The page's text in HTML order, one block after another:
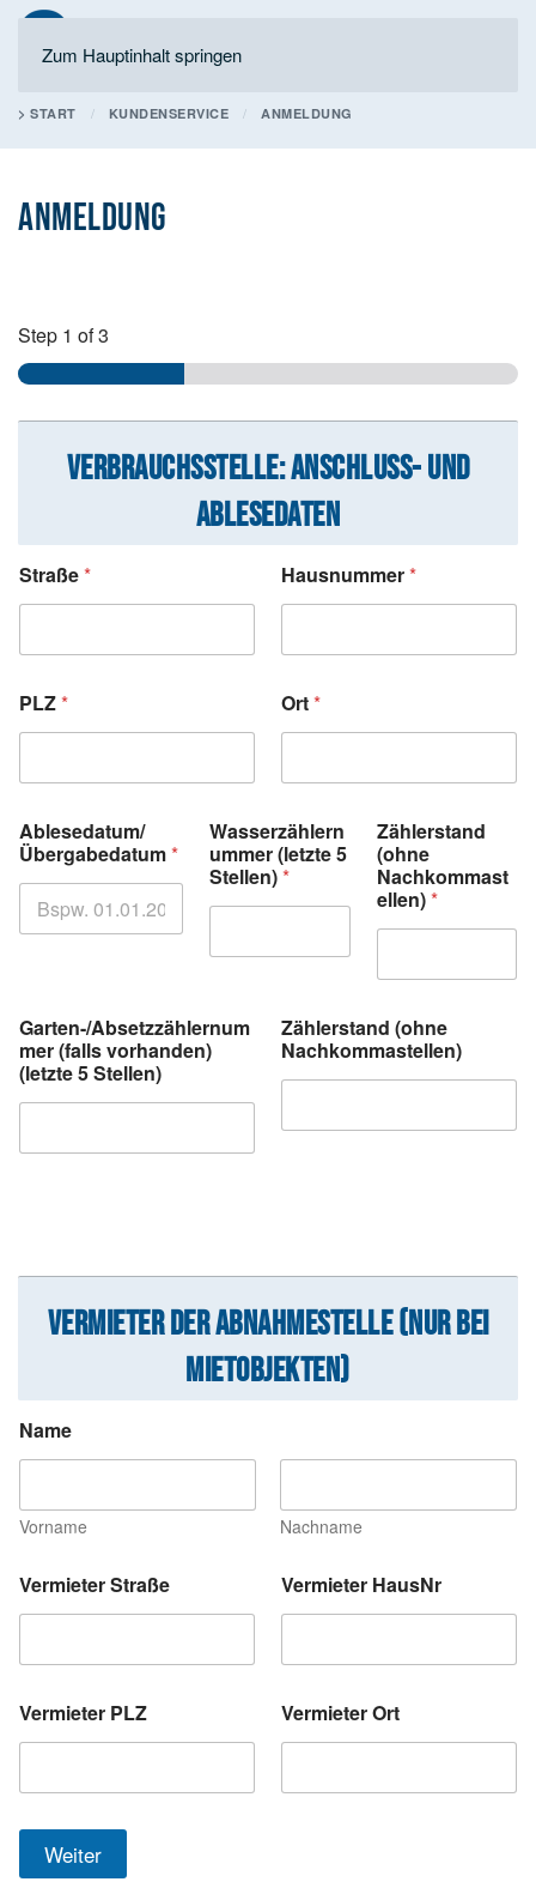
Zum Hauptinhalt springen
> START KUNDENSERVICE ANMELDUNG
ANMELDUNG
Step 1 of 3
VERBRAUCHSSTELLE: ANSCHLUSS- UND
ABLESEDATEN
Straße* Hausnummer*
PLZ* Ort*
Ablesedatum/
Übergabedatum*
Wasserzählern
ummer (letzte 5
Stellen)*
Zählerstand
(ohne
Nachkommast
ellen)*
Garten-/Absetzzählernum
mer (falls vorhanden)
(letzte 5 Stellen)
Zählerstand (ohne
Nachkommastellen)
VERMIETER DER ABNAHMESTELLE (NUR BEI
MIETOBJEKTEN)
Name
Vorname Nachname
Vermieter Straße Vermieter HausNr
Vermieter PLZ Vermieter Ort
Weiter